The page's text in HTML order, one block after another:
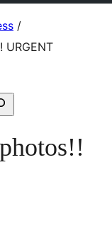
/
Forums